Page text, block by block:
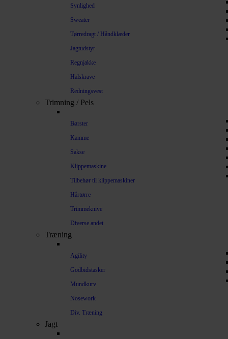
Synlighed
Sweater
Tørredragt / Håndklæder
Jagtudstyr
Regnjakke
Halskrave
Redningsvest
Trimning / Pels
Børster
Kamme
Sakse
Klippemaskine
Tilbehør til klippemaskiner
Hårtørre
Trimmeknive
Diverse andet
Træning
Agility
Godbidstasker
Mundkurv
Nosework
Div. Træning
Jagt